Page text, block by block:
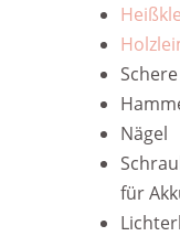
Schere
Nägel
für